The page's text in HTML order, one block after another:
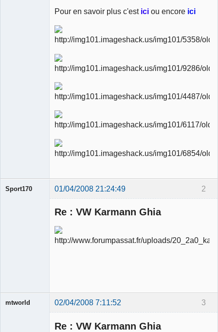
Pour en savoir plus c'est ici ou encore ici
2
Sport170 01/04/2008 21:24:49
Re : VW Karmann Ghia
3
mtworld 02/04/2008 7:11:52
Re : VW Karmann Ghia